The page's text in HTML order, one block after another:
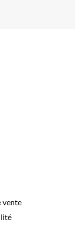
vente